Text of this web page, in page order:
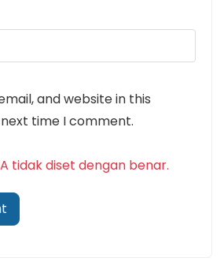
and website in this
time I comment.
tidak diset dengan benar.